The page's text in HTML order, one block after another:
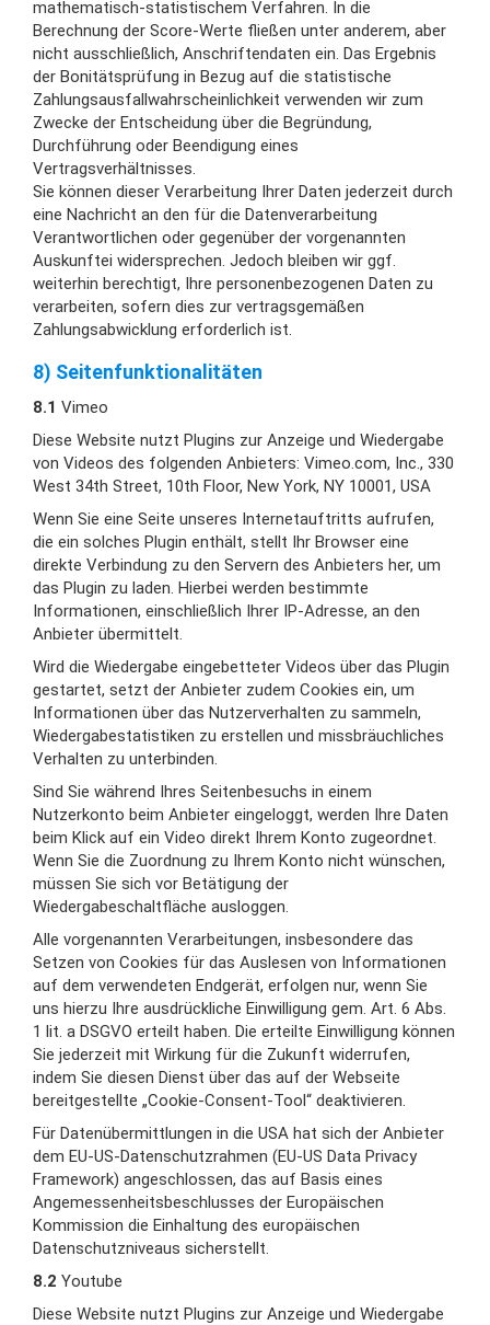
mathematisch-statistischem Verfahren. In die
Berechnung der Score-Werte fließen unter anderem, aber
nicht ausschließlich, Anschriftendaten ein. Das Ergebnis
der Bonitätsprüfung in Bezug auf die statistische
Zahlungsausfallwahrscheinlichkeit verwenden wir zum
Zwecke der Entscheidung über die Begründung,
Durchführung oder Beendigung eines
Vertragsverhältnisses.
Sie können dieser Verarbeitung Ihrer Daten jederzeit durch
eine Nachricht an den für die Datenverarbeitung
Verantwortlichen oder gegenüber der vorgenannten
Auskunftei widersprechen. Jedoch bleiben wir ggf.
weiterhin berechtigt, Ihre personenbezogenen Daten zu
verarbeiten, sofern dies zur vertragsgemäßen
Zahlungsabwicklung erforderlich ist.
8) Seitenfunktionalitäten
8.1 Vimeo
Diese Website nutzt Plugins zur Anzeige und Wiedergabe
von Videos des folgenden Anbieters: Vimeo.com, Inc., 330
West 34th Street, 10th Floor, New York, NY 10001, USA
Wenn Sie eine Seite unseres Internetauftritts aufrufen,
die ein solches Plugin enthält, stellt Ihr Browser eine
direkte Verbindung zu den Servern des Anbieters her, um
das Plugin zu laden. Hierbei werden bestimmte
Informationen, einschließlich Ihrer IP-Adresse, an den
Anbieter übermittelt.
Wird die Wiedergabe eingebetteter Videos über das Plugin
gestartet, setzt der Anbieter zudem Cookies ein, um
Informationen über das Nutzerverhalten zu sammeln,
Wiedergabestatistiken zu erstellen und missbräuchliches
Verhalten zu unterbinden.
Sind Sie während Ihres Seitenbesuchs in einem
Nutzerkonto beim Anbieter eingeloggt, werden Ihre Daten
beim Klick auf ein Video direkt Ihrem Konto zugeordnet.
Wenn Sie die Zuordnung zu Ihrem Konto nicht wünschen,
müssen Sie sich vor Betätigung der
Wiedergabeschaltfläche ausloggen.
Alle vorgenannten Verarbeitungen, insbesondere das
Setzen von Cookies für das Auslesen von Informationen
auf dem verwendeten Endgerät, erfolgen nur, wenn Sie
uns hierzu Ihre ausdrückliche Einwilligung gem. Art. 6 Abs.
1 lit. a DSGVO erteilt haben. Die erteilte Einwilligung können
Sie jederzeit mit Wirkung für die Zukunft widerrufen,
indem Sie diesen Dienst über das auf der Webseite
bereitgestellte „Cookie-Consent-Tool“ deaktivieren.
Für Datenübermittlungen in die USA hat sich der Anbieter
dem EU-US-Datenschutzrahmen (EU-US Data Privacy
Framework) angeschlossen, das auf Basis eines
Angemessenheitsbeschlusses der Europäischen
Kommission die Einhaltung des europäischen
Datenschutzniveaus sicherstellt.
8.2 Youtube
Diese Website nutzt Plugins zur Anzeige und Wiedergabe